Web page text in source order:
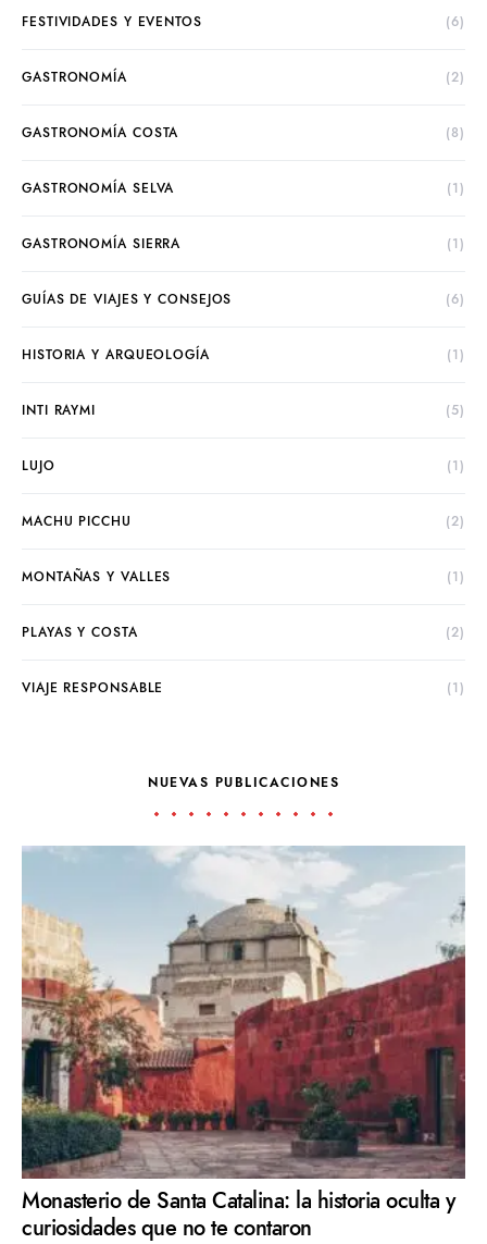
FESTIVIDADES Y EVENTOS (6)
GASTRONOMÍA (2)
GASTRONOMÍA COSTA (8)
GASTRONOMÍA SELVA (1)
GASTRONOMÍA SIERRA (1)
GUÍAS DE VIAJES Y CONSEJOS (6)
HISTORIA Y ARQUEOLOGÍA (1)
INTI RAYMI (5)
LUJO (1)
MACHU PICCHU (2)
MONTAÑAS Y VALLES (1)
PLAYAS Y COSTA (2)
VIAJE RESPONSABLE (1)
NUEVAS PUBLICACIONES
Monasterio de Santa Catalina: la historia oculta y
curiosidades que no te contaron